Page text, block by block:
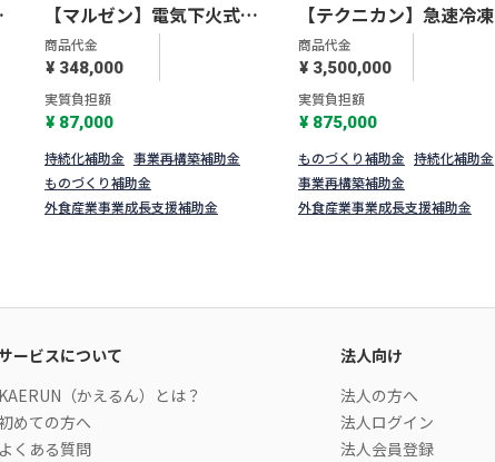
【マルゼン】電気下火式焼
物器 兼用型 MEK-204C
商品代金
¥ 348,000
実質負担額
¥ 87,000
持続化補助金 事業再構築補助金
ものづくり補助金
外食産業事業成長支援補助金
【テクニカン】急速冷凍
機 S-220W
商品代金
¥ 3,500,000
実質負担額
¥ 875,000
ものづくり補助金 持続化補助金
事業再構築補助金
外食産業事業成長支援補助金
ービスについて
KAERUN（かえるん）とは？
めての方へ
よくある質問
法人向け
法人の方へ
法人ログイン
法人会員登録